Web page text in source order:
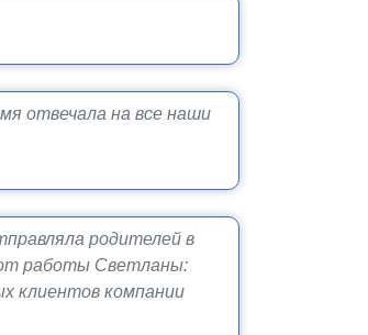
отвечала на все наши
родителей в
от работы Светланы:
клиентов компании